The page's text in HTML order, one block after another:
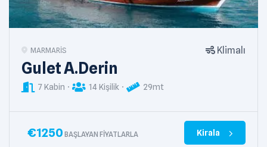
MARMARIS Klimalı
Gulet A.Derin
7 Kabin 14 Kişilik 29mt
€1250 BAŞLAYAN FIYATLARLA Kirala